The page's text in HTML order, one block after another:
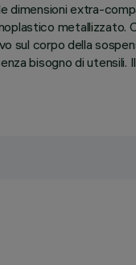
dimensioni extra-
metallizzato.
sul corpo della
bisogno di utensili.